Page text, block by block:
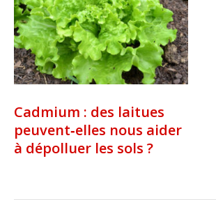
Cadmium : des laitues
peuvent‑elles nous aider
à dépolluer les sols ?